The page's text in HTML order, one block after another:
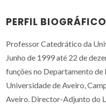
PERFIL BIOGRÁFICO
Professor Catedrático da
Junho de 1999 até 22 de
funções no Departamento de
Universidade de Aveiro,
Aveiro. Director-Adjunto do